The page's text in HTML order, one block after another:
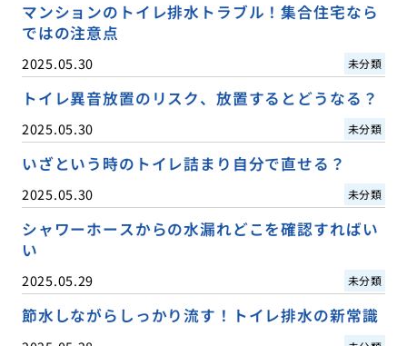
マンションのトイレ排水トラブル！集合住宅なら
ではの注意点
2025.05.30 未分類
トイレ異音放置のリスク、放置するとどうなる？
2025.05.30 未分類
いざという時のトイレ詰まり自分で直せる？
2025.05.30 未分類
シャワーホースからの水漏れどこを確認すればい
い
2025.05.29 未分類
節水しながらしっかり流す！トイレ排水の新常識